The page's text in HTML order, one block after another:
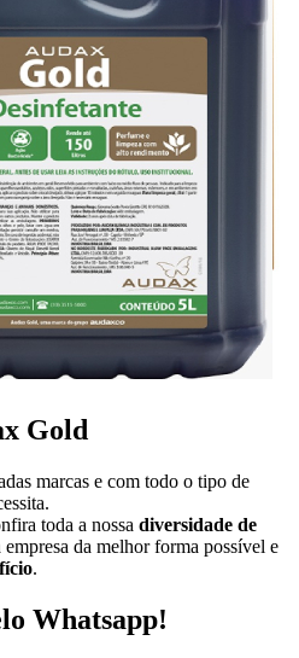
Gold
marcas e com todo o tipo de
toda a nossa diversidade de
empresa da melhor forma possível e
.
Whatsapp!